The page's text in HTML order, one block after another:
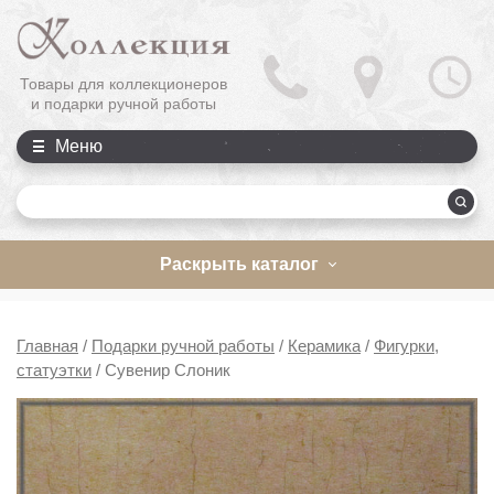
Товары для коллекционеров
и подарки ручной работы
Меню
Раскрыть каталог
Главная / Подарки ручной работы / Керамика / Фигурки,
статуэтки / Сувенир Слоник